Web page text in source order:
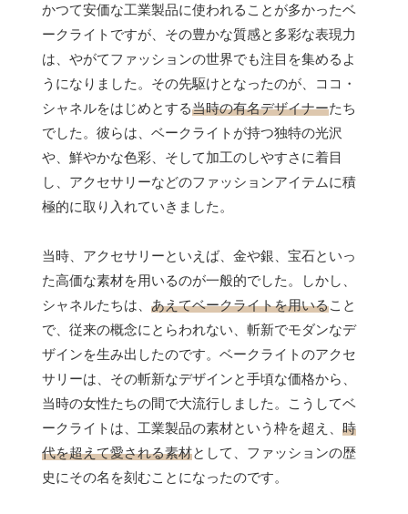
かつて安価な工業製品に使われることが多かったベ
ークライトですが、その豊かな質感と多彩な表現力
は、やがてファッションの世界でも注目を集めるよ
うになりました。その先駆けとなったのが、ココ・
シャネルをはじめとする当時の有名デザイナーたち
でした。彼らは、ベークライトが持つ独特の光沢
や、鮮やかな色彩、そして加工のしやすさに着目
し、アクセサリーなどのファッションアイテムに積
極的に取り入れていきました。
当時、アクセサリーといえば、金や銀、宝石といっ
た高価な素材を用いるのが一般的でした。しかし、
シャネルたちは、 あえてベークライトを用いること
で、従来の概念にとらわれない、斬新でモダンなデ
ザインを生み出したのです。ベークライトのアクセ
サリーは、その斬新なデザインと手頃な価格から、
当時の女性たちの間で大流行しました。こうしてベ
ークライトは、工業製品の素材という枠を超え、 時
代を超えて愛される素材として、ファッションの歴
史にその名を刻むことになったのです。